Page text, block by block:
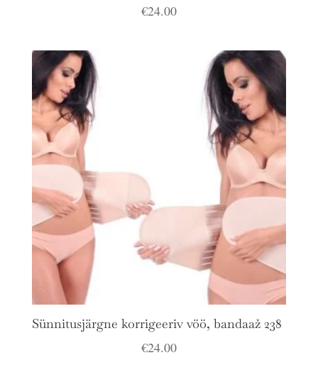
€24.00
Sünnitusjärgne korrigeeriv vöö, bandaaž 238
€24.00